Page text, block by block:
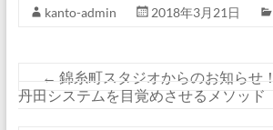
kanto-admin 2018年3月21日
← 錦糸町スタジオからのお知らせ
丹田システムを目覚めさせるメソッ